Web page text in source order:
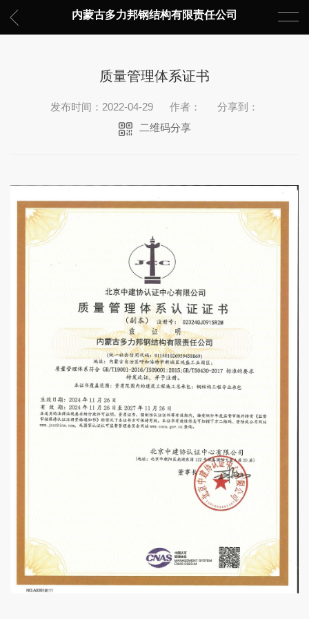
内蒙古多力邦钢结构有限责任公司
质量管理体系证书
发布时间：2022-04-29 作者：
分享到：
二维码分享